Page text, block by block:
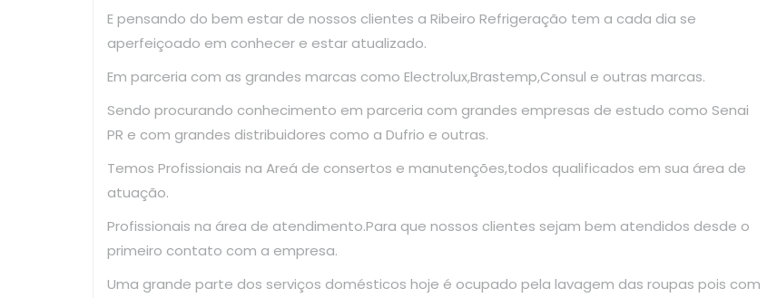
E pensando do bem estar de nossos clientes a Ribeiro Refrigeração tem a cada dia se
aperfeiçoado em conhecer e estar atualizado.
Em parceria com as grandes marcas como Electrolux,Brastemp,Consul e outras marcas.
Sendo procurando conhecimento em parceria com grandes empresas de estudo como Senai
PR e com grandes distribuidores como a Dufrio e outras.
Temos Profissionais na Areá de consertos e manutenções,todos qualificados em sua área de
atuação.
Profissionais na área de atendimento.Para que nossos clientes sejam bem atendidos desde o
primeiro contato com a empresa.
Uma grande parte dos serviços domésticos hoje é ocupado pela lavagem das roupas pois com